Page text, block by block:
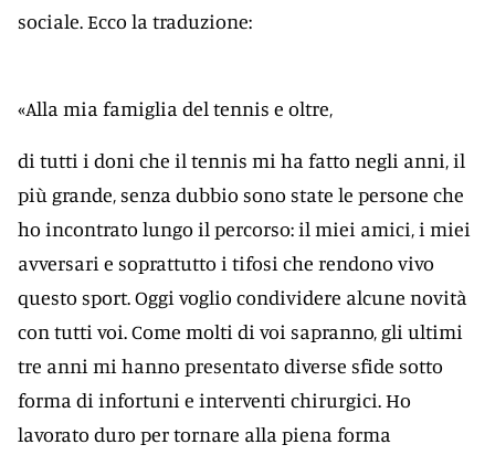
sociale. Ecco la traduzione:
«Alla mia famiglia del tennis e oltre,
di tutti i doni che il tennis mi ha fatto negli anni, il
più grande, senza dubbio sono state le persone che
ho incontrato lungo il percorso: il miei amici, i miei
avversari e soprattutto i tifosi che rendono vivo
questo sport. Oggi voglio condividere alcune novità
con tutti voi. Come molti di voi sapranno, gli ultimi
tre anni mi hanno presentato diverse sfide sotto
forma di infortuni e interventi chirurgici. Ho
lavorato duro per tornare alla piena forma